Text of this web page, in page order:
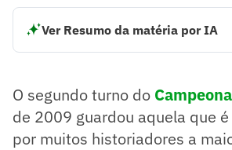
Ver Resumo da matéria por IA
Cruzeiro abriu 2 a 0 no primeiro tempo,
reagiu no segundo.
Resumo supervisionado pelo jornalista!
O segundo turno do
de 2009 guardou aquela que
por muitos historiadores a